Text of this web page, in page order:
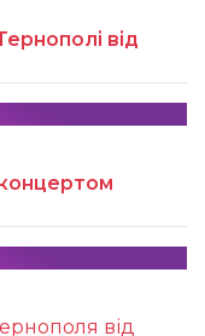
від
концертом
від